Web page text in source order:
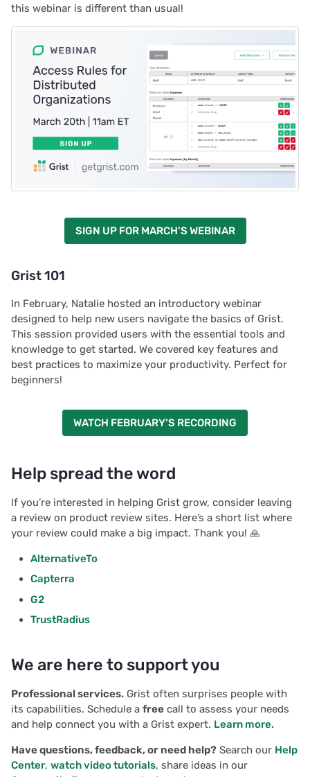
this webinar is different than usual!
SIGN UP FOR MARCH’S WEBINAR
Grist 101
In February, Natalie hosted an introductory webinar
designed to help new users navigate the basics of Grist.
This session provided users with the essential tools and
knowledge to get started. We covered key features and
best practices to maximize your productivity. Perfect for
beginners!
WATCH FEBRUARY’S RECORDING
Help spread the word
If you’re interested in helping Grist grow, consider leaving
a review on product review sites. Here’s a short list where
your review could make a big impact. Thank you! 🙏
AlternativeTo
Capterra
G2
TrustRadius
We are here to support you
Professional services. Grist often surprises people with
its capabilities. Schedule a free call to assess your needs
and help connect you with a Grist expert. Learn more.
Have questions, feedback, or need help? Search our Help
Center, watch video tutorials, share ideas in our